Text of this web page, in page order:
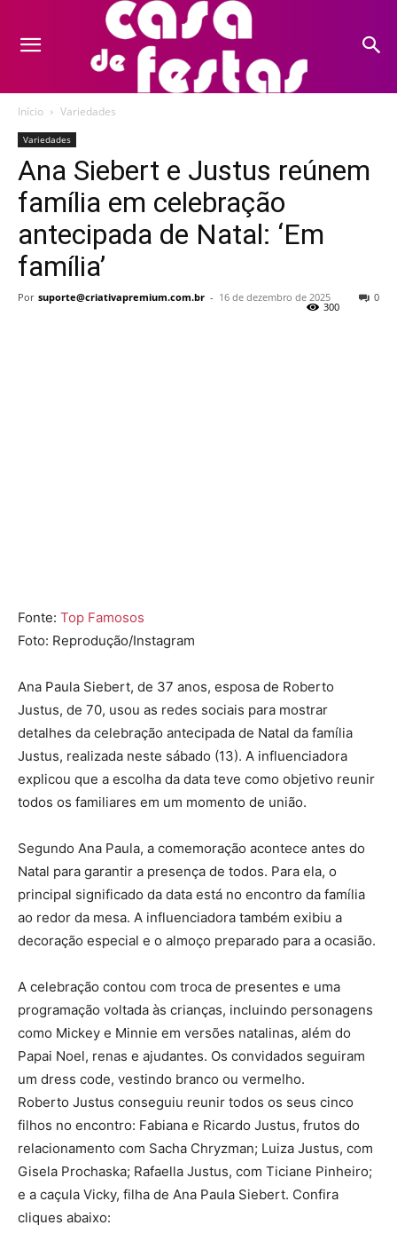
Início Variedades
Variedades
Ana Siebert e Justus reúnem
família em celebração
antecipada de Natal: ‘Em
família’
Por suporte@criativapremium.com.br - 16 de dezembro de 2025 0
300
Fonte: Top Famosos
Foto: Reprodução/Instagram
Ana Paula Siebert, de 37 anos, esposa de Roberto
Justus, de 70, usou as redes sociais para mostrar
detalhes da celebração antecipada de Natal da família
Justus, realizada neste sábado (13). A influenciadora
explicou que a escolha da data teve como objetivo reunir
todos os familiares em um momento de união.
Segundo Ana Paula, a comemoração acontece antes do
Natal para garantir a presença de todos. Para ela, o
principal significado da data está no encontro da família
ao redor da mesa. A influenciadora também exibiu a
decoração especial e o almoço preparado para a ocasião.
A celebração contou com troca de presentes e uma
programação voltada às crianças, incluindo personagens
como Mickey e Minnie em versões natalinas, além do
Papai Noel, renas e ajudantes. Os convidados seguiram
um dress code, vestindo branco ou vermelho.
Roberto Justus conseguiu reunir todos os seus cinco
filhos no encontro: Fabiana e Ricardo Justus, frutos do
relacionamento com Sacha Chryzman; Luiza Justus, com
Gisela Prochaska; Rafaella Justus, com Ticiane Pinheiro;
e a caçula Vicky, filha de Ana Paula Siebert. Confira
cliques abaixo: